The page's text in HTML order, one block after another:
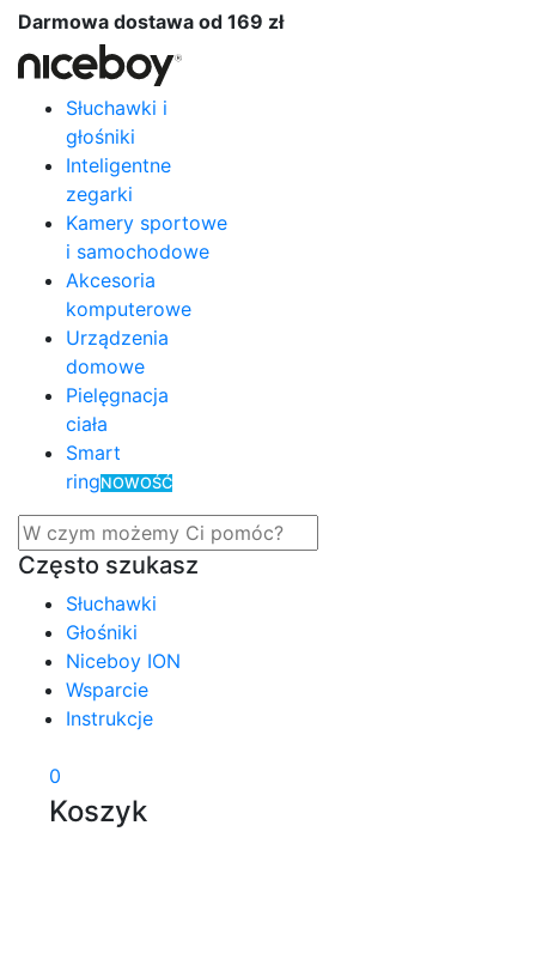
Darmowa dostawa od 169 zł
Słuchawki i
głośniki
Inteligentne
zegarki
Kamery sportowe
i samochodowe
Akcesoria
komputerowe
Urządzenia
domowe
Pielęgnacja
ciała
Smart
ringNOWOŚĆ
Często szukasz
Słuchawki
Głośniki
Niceboy ION
Wsparcie
Instrukcje
0
Koszyk